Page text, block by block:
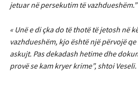
jetuar në persekutim të vazhdueshëm.”
« Unë e di çka do të thotë të jetosh në
vazhdueshëm, kjo është një përvojë
askujt. Pas dekadash hetime dhe
provë se kam kryer krime”, shtoi Veseli.